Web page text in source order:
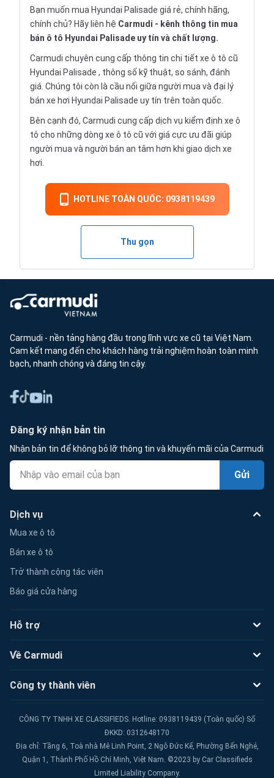
Bạn muốn mua Hyundai Palisade giá rẻ, chính hãng,
chính chủ? Hãy liên hệ Carmudi - kênh thông tin mua
bán ô tô Hyundai Palisade uy tín và chất lượng.
Carmudi chuyên cung cấp thông tin chi tiết xe ô tô cũ
Hyundai Palisade , thông số kỹ thuật, so sánh, đánh
giá. Chúng tôi còn là cầu nối giữa người mua và đại lý
bán xe hơi Hyundai Palisade uy tín trên toàn quốc.
Bên cạnh đó, Carmudi cung cấp dịch vụ kiểm định xe ô
tô cho những dòng xe ô tô cũ với giá cực ưu đãi giúp
người mua và người bán an tâm hơn khi giao dịch xe
hơi.
HOTLINE TOÀN QUỐC: 0938119439
Thu gọn
Carmudi - nền tảng hàng đầu trong lĩnh vực xe cũ tại Việt Nam.
Cam kết mang đến cho khách hàng trải nghiệm hoàn toàn minh
bạch, nhanh chóng và đáng tin cậy.
Đăng ký nhận bản tin
Nhận bản tin để không bỏ lỡ thông tin và khuyến mãi của Carmudi
Gửi
Dịch vụ
Mua xe ô tô
Bán xe ô tô
Trở thành cộng tác viên
Báo giá cửa hàng
Hỗ trợ
Về Carmudi
Công ty thành viên
CÔNG TY TNHH XE CLASSIFIEDS. Hotline: 0938119439 (Toàn quốc) Số
ĐKKD: 0312648170
Địa chỉ: Tầng 6, Toà nhà Mê Linh Point, 2 Ngô Đức Kế, Phường Bến Nghé,
Quận 1, Thành Phố Hồ Chí Minh, Việt Nam. ©2023 by Car Classifieds
Limited Liability Company.